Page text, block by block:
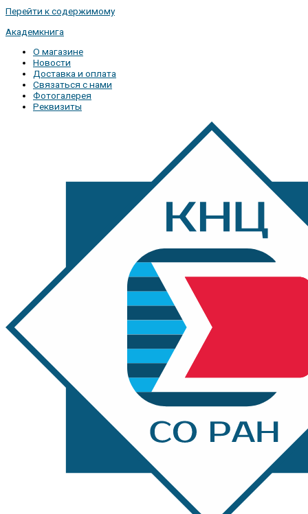
Перейти к содержимому
Академкнига
О магазине
Новости
Доставка и оплата
Связаться с нами
Фотогалерея
Реквизиты